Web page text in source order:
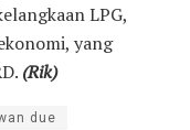
LPG,
yang
(Rik)
due